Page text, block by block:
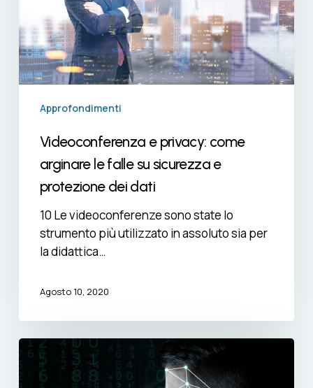
su
sicurezza
e
Approfondimenti
Videoconferenza e privacy: come
arginare le falle su sicurezza e
protezione dei dati
10 Le videoconferenze sono state lo
strumento più utilizzato in assoluto sia per
la didattica…
Agosto 10, 2020
Riconoscimento
facciale:
quali